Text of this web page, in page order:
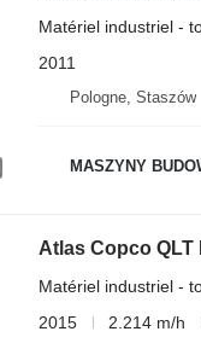
Matériel industriel -
2011
Pologne, Staszów
MASZYNY
Atlas Copco
Matériel industriel -
2015
2.214 m/h